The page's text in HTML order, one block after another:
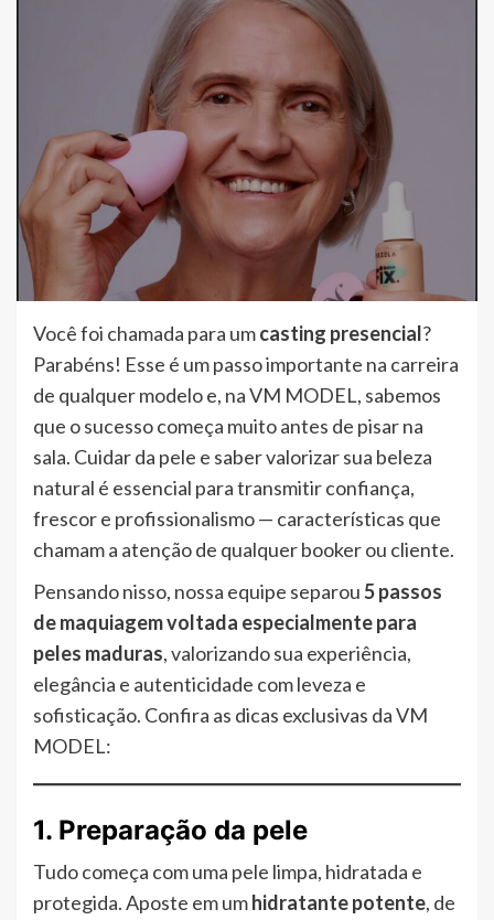
Você foi chamada para umcasting presencial?
Parabéns! Esse é um passo importante na carreira
de qualquer modelo e, na VM MODEL, sabemos
que o sucesso começa muito antes de pisar na
sala. Cuidar da pele e saber valorizar sua beleza
natural é essencial para transmitir confiança,
frescor e profissionalismo — características que
chamam a atenção de qualquer booker ou cliente.
Pensando nisso, nossa equipe separou5 passos
de maquiagem voltada especialmente para
peles maduras, valorizando sua experiência,
elegância e autenticidade com leveza e
sofisticação. Confira as dicas exclusivas da VM
MODEL:
1. Preparação da pele
Tudo começa com uma pele limpa, hidratada e
protegida. Aposte em umhidratante potente, de